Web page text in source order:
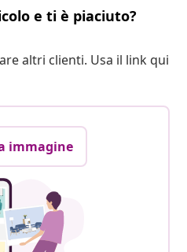
e ti è piaciuto?
altri clienti. Usa il link qui
immagine